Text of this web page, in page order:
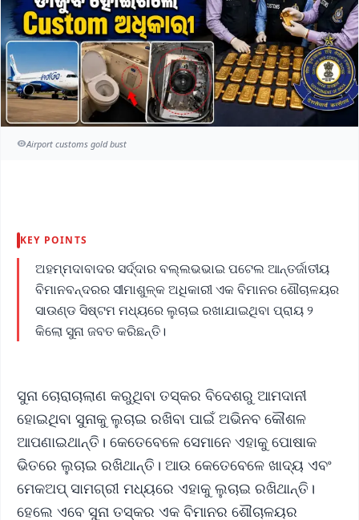
Airport customs gold bust
KEY POINTS
ଅହମ୍ମଦାବାଦର ସର୍ଦ୍ଦାର ବଲ୍ଲଭଭାଇ ପଟେଲ ଆନ୍ତର୍ଜାତୀୟ
ବିମାନବନ୍ଦରର ସୀମାଶୁଳ୍କ ଅଧିକାରୀ ଏକ ବିମାନର ଶୌଚାଳୟର
ସାଉଣ୍ଡ ସିଷ୍ଟମ ମଧ୍ୟରେ ଲୁଚାଇ ରଖାଯାଇଥିବା ପ୍ରାୟ ୨
କିଲୋ ସୁନା ଜବତ କରିଛନ୍ତି।
ସୁନା ଚୋରାଚାଲାଣ କରୁଥିବା ତସ୍କର ବିଦେଶରୁ ଆମଦାନୀ
ହୋଇଥିବା ସୁନାକୁ ଲୁଚାଇ ରଖିବା ପାଇଁ ଅଭିନବ କୌଶଳ
ଆପଣାଇଥାନ୍ତି। କେତେବେଳେ ସେମାନେ ଏହାକୁ ପୋଷାକ
ଭିତରେ ଲୁଚାଇ ରଖିଥାନ୍ତି। ଆଉ କେତେବେଳେ ଖାଦ୍ୟ ଏବଂ
ମେକଅପ୍ ସାମଗ୍ରୀ ମଧ୍ୟରେ ଏହାକୁ ଲୁଚାଇ ରଖିଥାନ୍ତି।
ହେଲେ ଏବେ ସୁନା ତସ୍କର ଏକ ବିମାନର ଶୌଚାଳୟର